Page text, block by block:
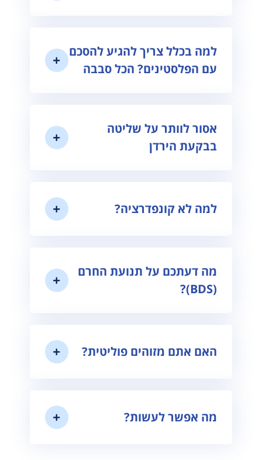
למה בכלל צריך להגיע להסכם
עם הפלסטינים? הכל סבבה
אסור לוותר על שליטה
בבקעת הירדן
למה לא קונפדרציה?
מה דעתכם על תנועת החרם
(BDS)?
האם אתם מזוהים פוליטית?
מה אפשר לעשות?